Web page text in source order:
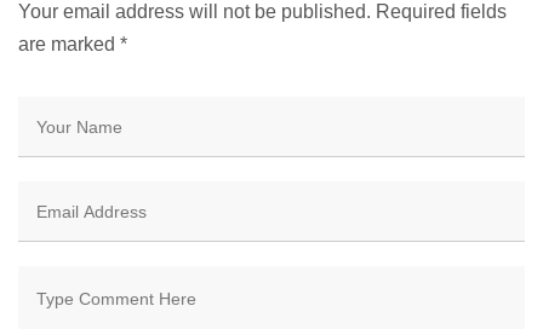
Your email address will not be published. Required fields
are marked *